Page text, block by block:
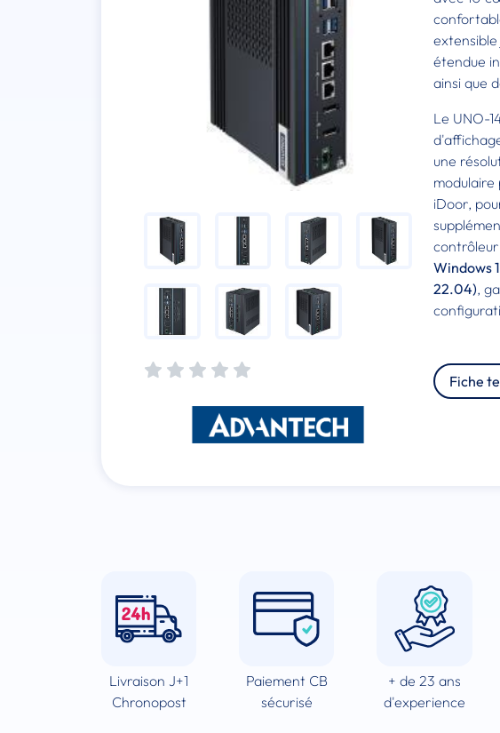
étendue
ainsi que
Le UNO-
une
modulaire
iDoor,
Windows
22.04),
Fiche
Livraison J+1
Chronopost
Paiement CB
sécurisé
+ de 23 ans
d'experience